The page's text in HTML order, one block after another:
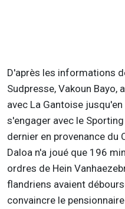
D'après les informations
Sudpresse, Vakoun
avec La Gantoise
s'engager avec le
dernier en provenance du
Daloa n'a joué que 196
ordres de Hein
flandriens avaient
convaincre le